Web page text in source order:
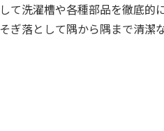
て洗濯槽や各種部品を徹底的
ぎ落として隅から隅まで清潔